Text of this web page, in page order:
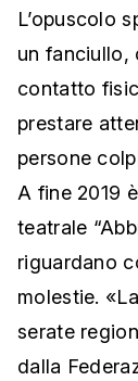
L’opuscolo
un fanciullo,
contatto
prestare
persone
A fine 2019
teatrale
riguardano
molestie.
serate
dalla